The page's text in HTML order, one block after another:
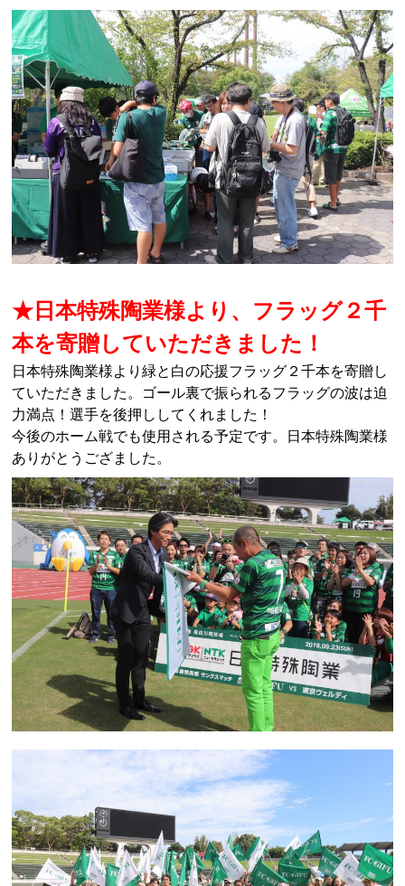
★日本特殊陶業様より、フラッグ２千
本を寄贈していただきました！
日本特殊陶業様より緑と白の応援フラッグ２千本を寄贈し
ていただきました。ゴール裏で振られるフラッグの波は迫
力満点！選手を後押ししてくれました！
今後のホーム戦でも使用される予定です。日本特殊陶業様
ありがとうござました。